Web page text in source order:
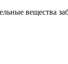
вещества